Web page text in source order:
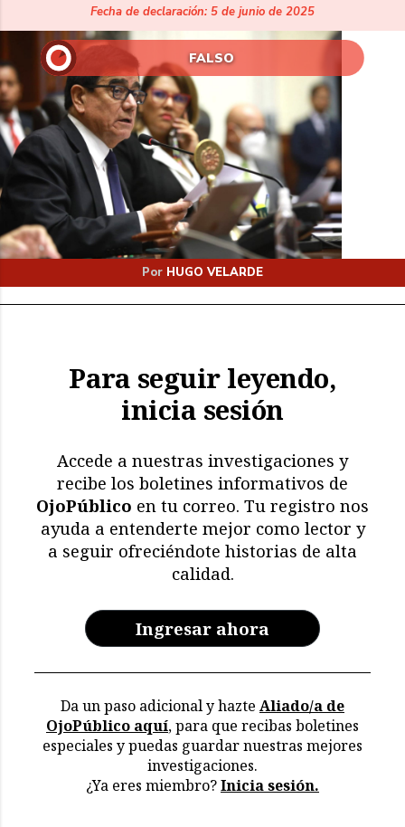
FALSO
Por HUGO VELARDE
Fecha de declaración: 5 de junio de 2025
Para seguir leyendo,
inicia sesión
Accede a nuestras investigaciones y
recibe los boletines informativos de
OjoPúblico en tu correo. Tu registro nos
ayuda a entenderte mejor como lector y
a seguir ofreciéndote historias de alta
calidad.
Ingresar ahora
Da un paso adicional y hazte Aliado/a de
OjoPúblico aquí, para que recibas boletines
especiales y puedas guardar nuestras mejores
investigaciones.
¿Ya eres miembro?Inicia sesión.